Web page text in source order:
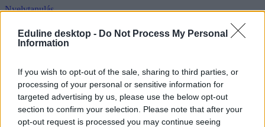
Eduline desktop - Do Not Process My Personal
Information
If you wish to opt-out of the sale, sharing to third parties, or
processing of your personal or sensitive information for
targeted advertising by us, please use the below opt-out
section to confirm your selection. Please note that after your
opt-out request is processed you may continue seeing
Nyelvtanulás